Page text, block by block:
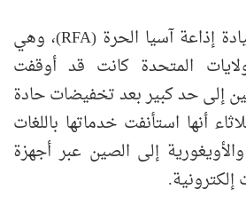
— أعلنت قيادة إذاعة آسيا الحرة (RFA)، وهي
المتحدة كانت قد أوقفت
إلى حد كبير بعد تخفيضات حادة
أنها استأنفت خدماتها باللغات
والأويغورية إلى الصين عبر أجهزة